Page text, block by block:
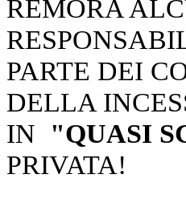
REMORA
PARTE DEI
DELLA
IN "QUASI
PRIVATA!